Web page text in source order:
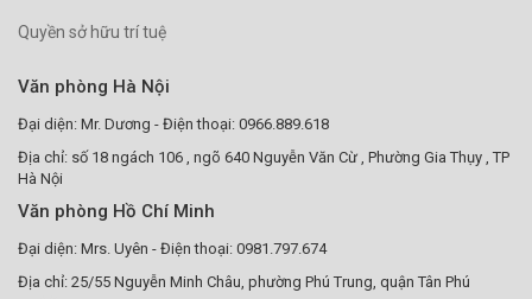
Quyền sở hữu trí tuệ
Văn phòng Hà Nội
Đại diện: Mr. Dương - Điện thoại: 0966.889.618
Địa chỉ: số 18 ngách 106 , ngõ 640 Nguyễn Văn Cừ , Phường Gia Thụy , TP
Hà Nội
Văn phòng Hồ Chí Minh
Đại diện: Mrs. Uyên - Điện thoại: 0981.797.674
Địa chỉ: 25/55 Nguyễn Minh Châu, phường Phú Trung, quận Tân Phú